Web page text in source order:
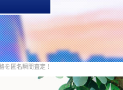
を匿名瞬間査定！